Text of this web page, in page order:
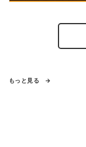
もっと見る